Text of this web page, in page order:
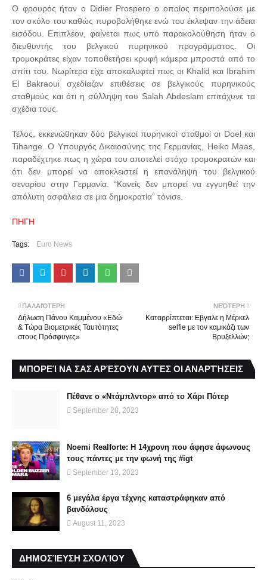
Ο φρουρός ήταν ο Didier Prospero ο οποίος περιπολούσε με
τον σκύλο του καθώς πυροβολήθηκε ενώ του έκλεψαν την άδεια
εισόδου. Επιπλέον, φαίνεται πως υπό παρακολούθηση ήταν ο
διευθυντής του βελγικού πυρηνικού προγράμματος. Οι
τρομοκράτες είχαν τοποθετήσει κρυφή κάμερα μπροστά από το
σπίτι του. Νωρίτερα είχε αποκαλυφτεί πως οι Khalid και Ibrahim
El Bakraoui σχεδίαζαν επιθέσεις σε βελγικούς πυρηνικούς
σταθμούς και ότι η σύλληψη του Salah Abdeslam επιτάχυνε τα
σχέδια τους.
Τέλος, εκκενώθηκαν δύο βελγικοί πυρηνικοί σταθμοί οι Doel και
Tihange. Ο Υπουργός Δικαιοσύνης της Γερμανίας, Heiko Maas,
παραδέχτηκε πως η χώρα του αποτελεί στόχο τρομοκρατών και
ότι δεν μπορεί να αποκλειστεί η επανάληψη του βελγικού
σεναρίου στην Γερμανία. “Κανείς δεν μπορεί να εγγυηθεί την
απόλυτη ασφάλεια σε μια δημοκρατία” τόνισε.
ΠΗΓΗ
Tags: Euro News
ΝΕΌΤΕΡΗ
Καταρρίπτεται: Εβγαλε η Μέρκελ
selfie με τον καμικάζι των
Βρυξελλών;
ΠΑΛΑΙΌΤΕΡΗ
Δήλωση Πάνου Καμμένου «Εδώ
& Τώρα Βιομετρικές Ταυτότητες
στους Πρόσφυγες»
ΜΠΟΡΕΊ ΝΑ ΣΑΣ ΑΡΈΣΟΥΝ ΑΥΤΈΣ ΟΙ ΑΝΑΡΤΉΣΕΙΣ
Πέθανε ο «Ντάμπλντορ» από το Χάρι Πότερ
September 28, 2023
Noemi Realforte: Η 14χρονη που άφησε άφωνους
τους πάντες με την φωνή της #igt
September 13, 2023
6 μεγάλα έργα τέχνης καταστράφηκαν από
βανδάλους
August 11, 2023
ΔΗΜΟΣΊΕΥΣΗ ΣΧΟΛΊΟΥ